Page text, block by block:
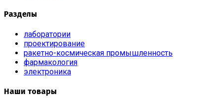
Разделы
лаборатории
проектирование
ракетно-космическая промышленность
фармакология
электроника
Наши товары